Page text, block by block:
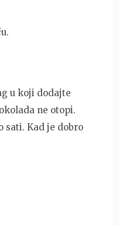
u koji dodajte
ne otopi.
sati. Kad je dobro